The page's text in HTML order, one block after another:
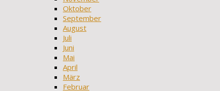
Oktober
September
August
Juli
Juni
Mai
April
März
Februar